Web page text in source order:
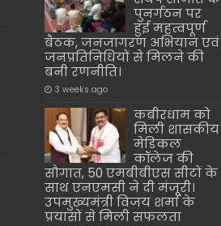
पुनर्गठन पर
हुई महत्वपूर्ण
बैठक, जनजागरण अभियान एवं
जनप्रतिनिधियों से मिलने की
बनी रणनीति।
3 weeks ago
कबीरधाम को
मिली शासकीय
मेडिकल
कॉलेज की
सौगात, 50 एमबीबीएस सीटों के
साथ एनएमसी ने दी मंजूरी।
उपमुख्यमंत्री विजय शर्मा के
प्रयासों से मिली सफलता